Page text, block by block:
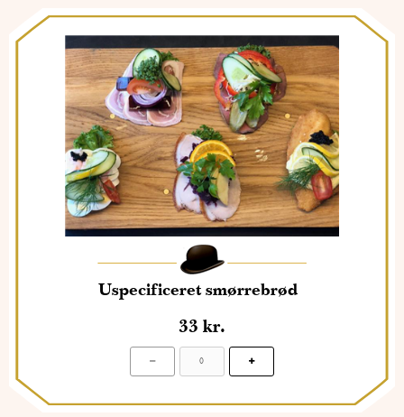
Uspecificeret smørrebrød
33 kr.